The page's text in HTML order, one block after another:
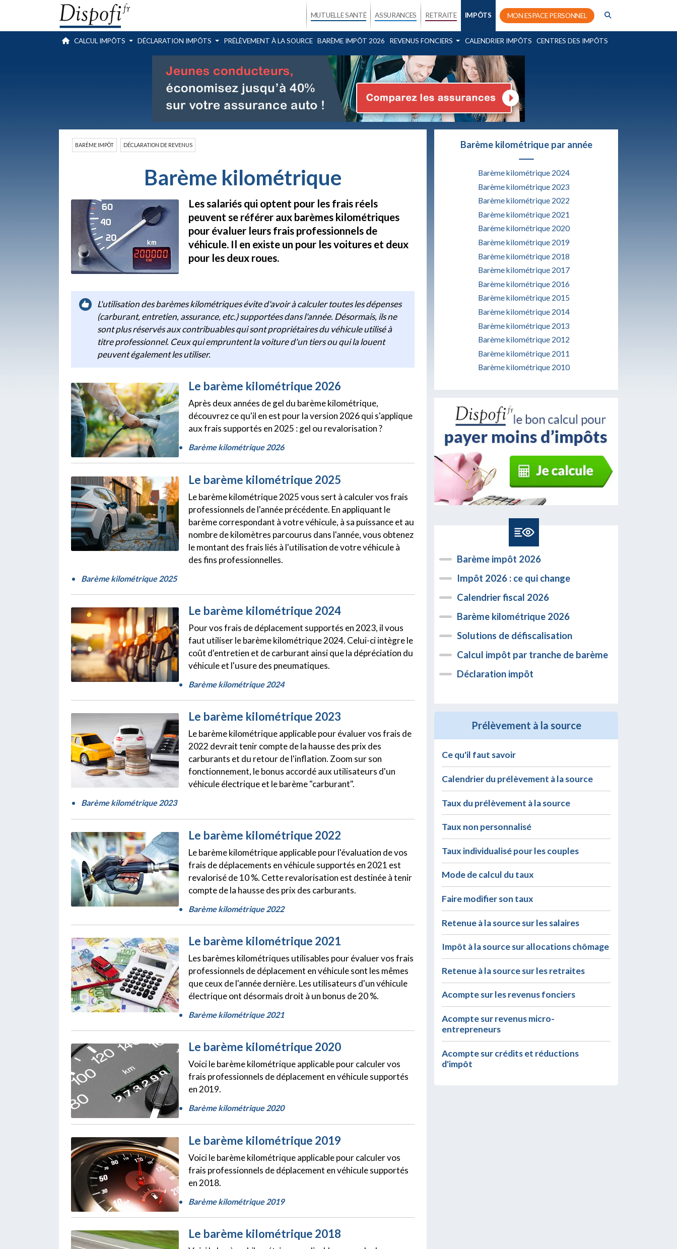
MUTUELLE SANTÉ ASSURANCES RETRAITE IMPÔTS MON ESPACE PERSONNEL
CALCUL IMPÔTS DÉCLARATION IMPÔTS PRÉLÈVEMENT À LA SOURCE BARÈME IMPÔT 2026 REVENUS FONCIERS CALENDRIER IMPÔTS CENTRES DES IMPÔTS
BARÈME IMPÔT DÉCLARATION DE REVENUS
Barème kilométrique
Les salariés qui optent pour les frais réels
peuvent se référer aux barèmes kilométriques
pour évaluer leurs frais professionnels de
véhicule. Il en existe un pour les voitures et deux
pour les deux roues.
L'utilisation des barèmes kilométriques évite d'avoir à calculer toutes les dépenses
(carburant, entretien, assurance, etc.) supportées dans l'année. Désormais, ils ne
sont plus réservés aux contribuables qui sont propriétaires du véhicule utilisé à
titre professionnel. Ceux qui empruntent la voiture d'un tiers ou qui la louent
peuvent également les utiliser.
Le barème kilométrique 2026
Après deux années de gel du barème kilométrique,
découvrez ce qu'il en est pour la version 2026 qui s'applique
aux frais supportés en 2025 : gel ou revalorisation ?
Barème kilométrique 2026
Le barème kilométrique 2025
Le barème kilométrique 2025 vous sert à calculer vos frais
professionnels de l'année précédente. En appliquant le
barème correspondant à votre véhicule, à sa puissance et au
nombre de kilomètres parcourus dans l'année, vous obtenez
le montant des frais liés à l'utilisation de votre véhicule à
des fins professionnelles.
Barème kilométrique 2025
Le barème kilométrique 2024
Pour vos frais de déplacement supportés en 2023, il vous
faut utiliser le barème kilométrique 2024. Celui-ci intègre le
coût d'entretien et de carburant ainsi que la dépréciation du
véhicule et l'usure des pneumatiques.
Barème kilométrique 2024
Le barème kilométrique 2023
Le barème kilométrique applicable pour évaluer vos frais de
2022 devrait tenir compte de la hausse des prix des
carburants et du retour de l'inflation. Zoom sur son
fonctionnement, le bonus accordé aux utilisateurs d'un
véhicule électrique et le barème "carburant".
Barème kilométrique 2023
Le barème kilométrique 2022
Le barème kilométrique applicable pour l'évaluation de vos
frais de déplacements en véhicule supportés en 2021 est
revalorisé de 10 %. Cette revalorisation est destinée à tenir
compte de la hausse des prix des carburants.
Barème kilométrique 2022
Le barème kilométrique 2021
Les barèmes kilométriques utilisables pour évaluer vos frais
professionnels de déplacement en véhicule sont les mêmes
que ceux de l'année dernière. Les utilisateurs d'un véhicule
électrique ont désormais droit à un bonus de 20 %.
Barème kilométrique 2021
Le barème kilométrique 2020
Voici le barème kilométrique applicable pour calculer vos
frais professionnels de déplacement en véhicule supportés
en 2019.
Barème kilométrique 2020
Le barème kilométrique 2019
Voici le barème kilométrique applicable pour calculer vos
frais professionnels de déplacement en véhicule supportés
en 2018.
Barème kilométrique 2019
Le barème kilométrique 2018
Barème kilométrique par année
Barème kilométrique 2024
Barème kilométrique 2023
Barème kilométrique 2022
Barème kilométrique 2021
Barème kilométrique 2020
Barème kilométrique 2019
Barème kilométrique 2018
Barème kilométrique 2017
Barème kilométrique 2016
Barème kilométrique 2015
Barème kilométrique 2014
Barème kilométrique 2013
Barème kilométrique 2012
Barème kilométrique 2011
Barème kilométrique 2010
Barème impôt 2026
Impôt 2026 : ce qui change
Calendrier fiscal 2026
Barème kilométrique 2026
Solutions de défiscalisation
Calcul impôt par tranche de barème
Déclaration impôt
Prélèvement à la source
Ce qu'il faut savoir
Calendrier du prélèvement à la source
Taux du prélèvement à la source
Taux non personnalisé
Taux individualisé pour les couples
Mode de calcul du taux
Faire modifier son taux
Retenue à la source sur les salaires
Impôt à la source sur allocations chômage
Retenue à la source sur les retraites
Acompte sur les revenus fonciers
Acompte sur revenus micro-
entrepreneurs
Acompte sur crédits et réductions
d'impôt